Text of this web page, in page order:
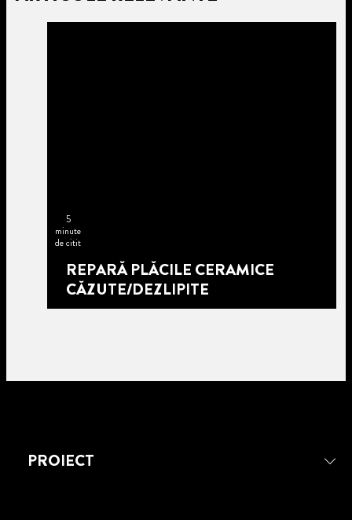
5
minute
de citit
REPARĂ PLĂCILE CERAMICE
CĂZUTE/DEZLIPITE
PROIECT